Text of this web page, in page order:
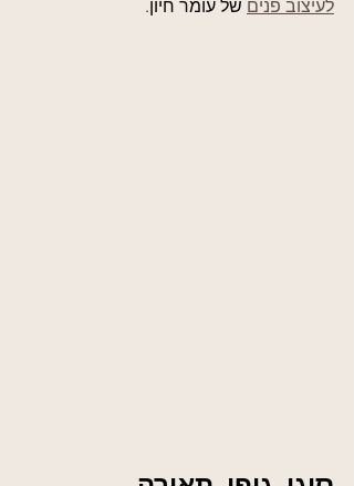
לעיצוב פנים של עומר חיון.